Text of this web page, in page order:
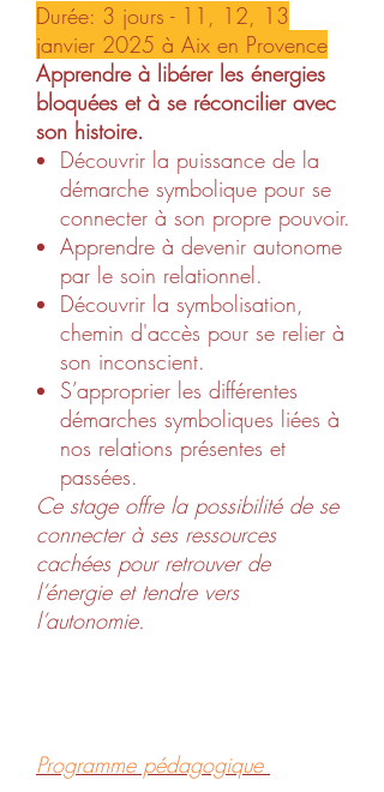
Durée: 3 jours - 11, 12, 13
janvier 2025 à Aix en Provence
Apprendre à libérer les énergies
bloquées et à se réconcilier avec
son histoire.
Découvrir la puissance de la
démarche symbolique pour se
connecter à son propre pouvoir.
Apprendre à devenir autonome
par le soin relationnel.
Découvrir la symbolisation,
chemin d'accès pour se relier à
son inconscient.
S’approprier les différentes
démarches symboliques liées à
nos relations présentes et
passées.
Ce stage offre la possibilité de se
connecter à ses ressources
cachées pour retrouver de
l’énergie et tendre vers
l’autonomie.
Programme pédagogique